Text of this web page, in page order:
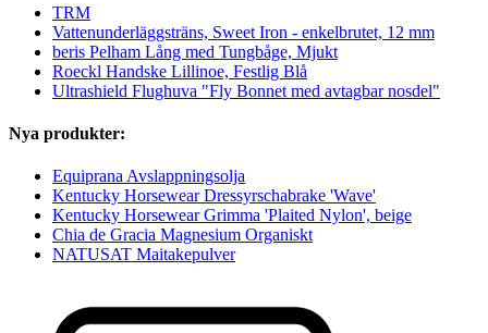
TRM
Vattenunderläggsträns, Sweet Iron - enkelbrutet, 12 mm
beris Pelham Lång med Tungbåge, Mjukt
Roeckl Handske Lillinoe, Festlig Blå
Ultrashield Flughuva "Fly Bonnet med avtagbar nosdel"
Nya produkter:
Equiprana Avslappningsolja
Kentucky Horsewear Dressyrschabrake 'Wave'
Kentucky Horsewear Grimma 'Plaited Nylon', beige
Chia de Gracia Magnesium Organiskt
NATUSAT Maitakepulver